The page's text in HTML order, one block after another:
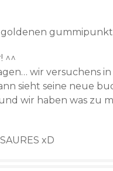
^^
wir versuchens
sieht seine neue
wir haben was zu
xD